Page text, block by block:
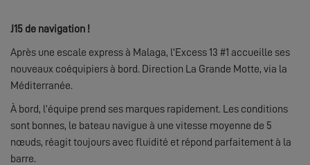
J15 de navigation !
Après une escale express à Malaga, l’Excess 13 #1 accueille ses
nouveaux coéquipiers à bord. Direction La Grande Motte, via la
Méditerranée.
À bord, l’équipe prend ses marques rapidement. Les conditions
sont bonnes, le bateau navigue à une vitesse moyenne de 5
nœuds, réagit toujours avec fluidité et répond parfaitement à la
barre.